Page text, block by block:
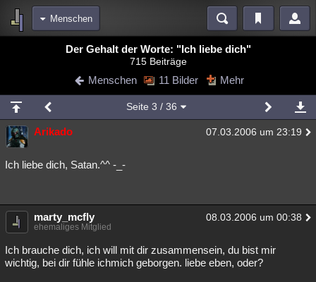
Menschen
Blogs Videos
Chat Wiki Neuigkeiten
meine Rubriken
Menschen Mystery Kriminalfälle
Spiritualität Verschwörungen
weitere Rubriken
Philosophie Träume
Astronomie Helpdesk Gruppen Gaming Filme
Der Gehalt der Worte: "Ich liebe dich"
715 Beiträge
Menschen 11 Bilder Mehr
Seite 3 / 36
Arikado 07.03.2006 um 23:19
Ich liebe dich, Satan.^^ -_-
marty_mcfly 08.03.2006 um 00:38
ehemaliges Mitglied
Ich brauche dich, ich will mit dir zusammensein, du bist mir
wichtig, bei dir fühle ichmich geborgen. liebe eben, oder?